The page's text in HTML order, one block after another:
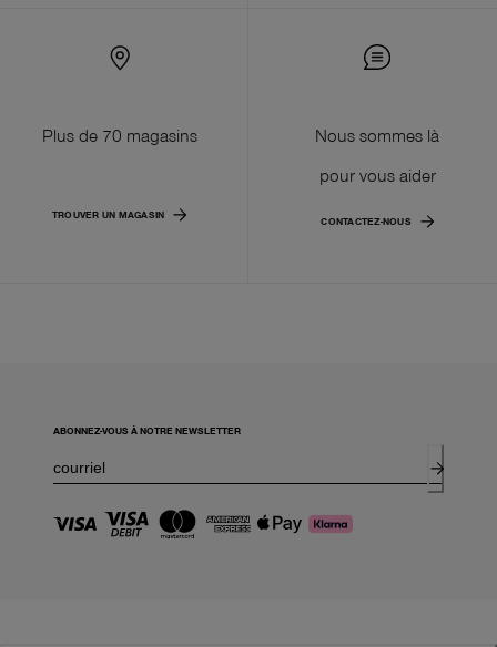
Plus de 70 magasins
TROUVER UN MAGASIN
Nous sommes là
pour vous aider
CONTACTEZ-NOUS
ABONNEZ-VOUS À NOTRE NEWSLETTER